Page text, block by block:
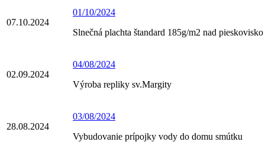
07.10.2024
01/10/2024
Slnečná plachta štandard 185g/m2 nad
02.09.2024
04/08/2024
Výroba repliky sv.Margity
28.08.2024
03/08/2024
Vybudovanie prípojky vody do domu smútku